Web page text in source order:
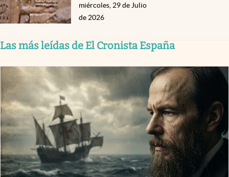
miércoles, 29 de Julio
de 2026
Las más leídas de El Cronista España